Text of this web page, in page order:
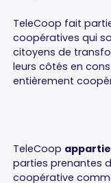
TeleCoop fait
coopératives qui
citoyens de
leurs côtés en
entièrement
TeleCoop
parties prenantes
coopérative